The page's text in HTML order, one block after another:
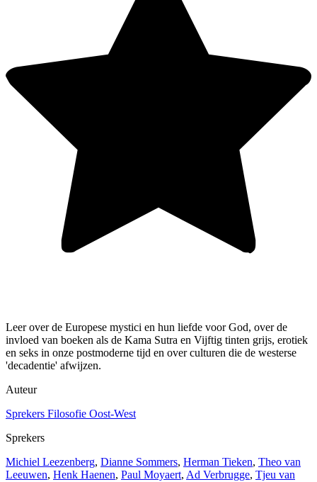
Leer over de Europese mystici en hun liefde voor God, over de
invloed van boeken als de Kama Sutra en Vijftig tinten grijs, erotiek
en seks in onze postmoderne tijd en over culturen die de westerse
'decadentie' afwijzen.
Auteur
Sprekers Filosofie Oost-West
Sprekers
Michiel Leezenberg, Dianne Sommers, Herman Tieken, Theo van
Leeuwen, Henk Haenen, Paul Moyaert, Ad Verbrugge, Tjeu van